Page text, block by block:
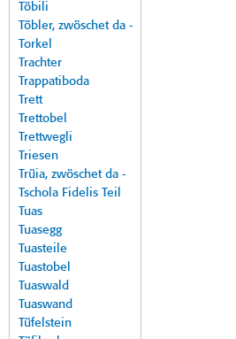
Töbili
Töbler, zwöschet da -
Torkel
Trachter
Trappatiboda
Trett
Trettobel
Trettwegli
Triesen
Trüia, zwöschet da -
Tschola Fidelis Teil
Tuas
Tuasegg
Tuasteile
Tuastobel
Tuaswald
Tuaswand
Tüfelstein